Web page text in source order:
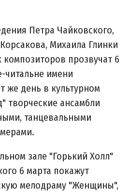
Петра Чайковского,
Михаила Глинки
композиторов прозвучат 6
читальне имени
же день в культурном
творческие ансамбли
танцевальными
зале "Горький Холл"
6 марта покажут
мелодраму "Женщины",